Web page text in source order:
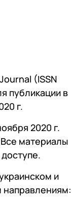
(ISSN
публикации в
г.
2020 г.
материалы
и
направлениям: